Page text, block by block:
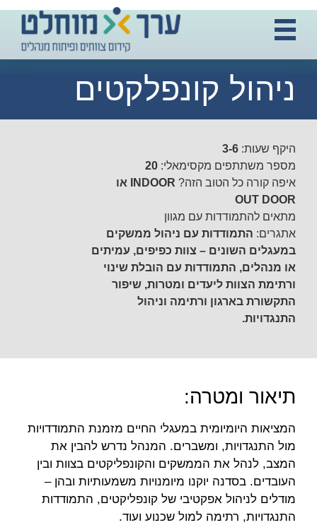
ניהול קונפלקטים
היקף שעות: 3-6
מספר משתתפים מקסימאלי: 20
איפה קורה כל הטוב הזה?
INDOOR או
OUT DOOR
מתאים להתמודדות עם מגוון
אתגרים: התמודדות עם ניהול ממשקים
במעגלים השונים – צוות כפיפים, עמיתים
או מנהלים, התמודדות עם הובלת שינוי
ורתימת הצוות ליעדים ומטרות, שיפור
התקשורת בארגון ורתימה וניהול
התנגדויות.
תיאור ומטרה:
המציאות היומיומית במעגלי החיים מזמנת התמודדויות
מול התנגדויות, ומשברים. המנהל נדרש להבין את
המצב, לנהל את הממשקים והקונפליקטים בצוות ובין
העובדים. בסדנה יוקנו מיומנויות משמעותיות ובהן –
מודלים לניהול אפקטיבי של קונפליקטים, התמודדות
התנגדויות, רתימה למול שכנוע ועוד.